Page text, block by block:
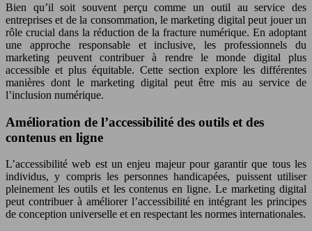
Bien qu’il soit souvent perçu comme un outil au service des
entreprises et de la consommation, le marketing digital peut jouer un
rôle crucial dans la réduction de la fracture numérique. En adoptant
une approche responsable et inclusive, les professionnels du
marketing peuvent contribuer à rendre le monde digital plus
accessible et plus équitable. Cette section explore les différentes
manières dont le marketing digital peut être mis au service de
l’inclusion numérique.
Amélioration de l’accessibilité des outils et des
contenus en ligne
L’accessibilité web est un enjeu majeur pour garantir que tous les
individus, y compris les personnes handicapées, puissent utiliser
pleinement les outils et les contenus en ligne. Le marketing digital
peut contribuer à améliorer l’accessibilité en intégrant les principes
de conception universelle et en respectant les normes internationales.